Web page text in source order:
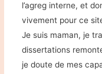
l’agreg interne, et
vivement pour ce
Je suis maman, je
dissertations
je doute de mes